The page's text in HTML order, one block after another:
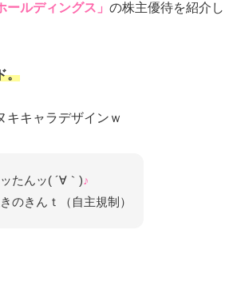
ールディングス」 の株主優待を紹介し
。
キキャラデザインｗ
たんッ( ´∀｀)♪
のきんｔ（自主規制）